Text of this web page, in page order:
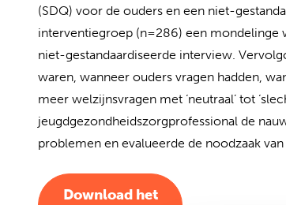
(SDQ) voor de ouders en een niet-
interventiegroep (n=286) een mondelinge
niet-gestandaardiseerde interview.
waren, wanneer ouders vragen hadden,
meer welzijnsvragen met ‘neutraal’ tot
jeugdgezondheidszorgprofessional de
problemen en evalueerde de noodzaak
Download het